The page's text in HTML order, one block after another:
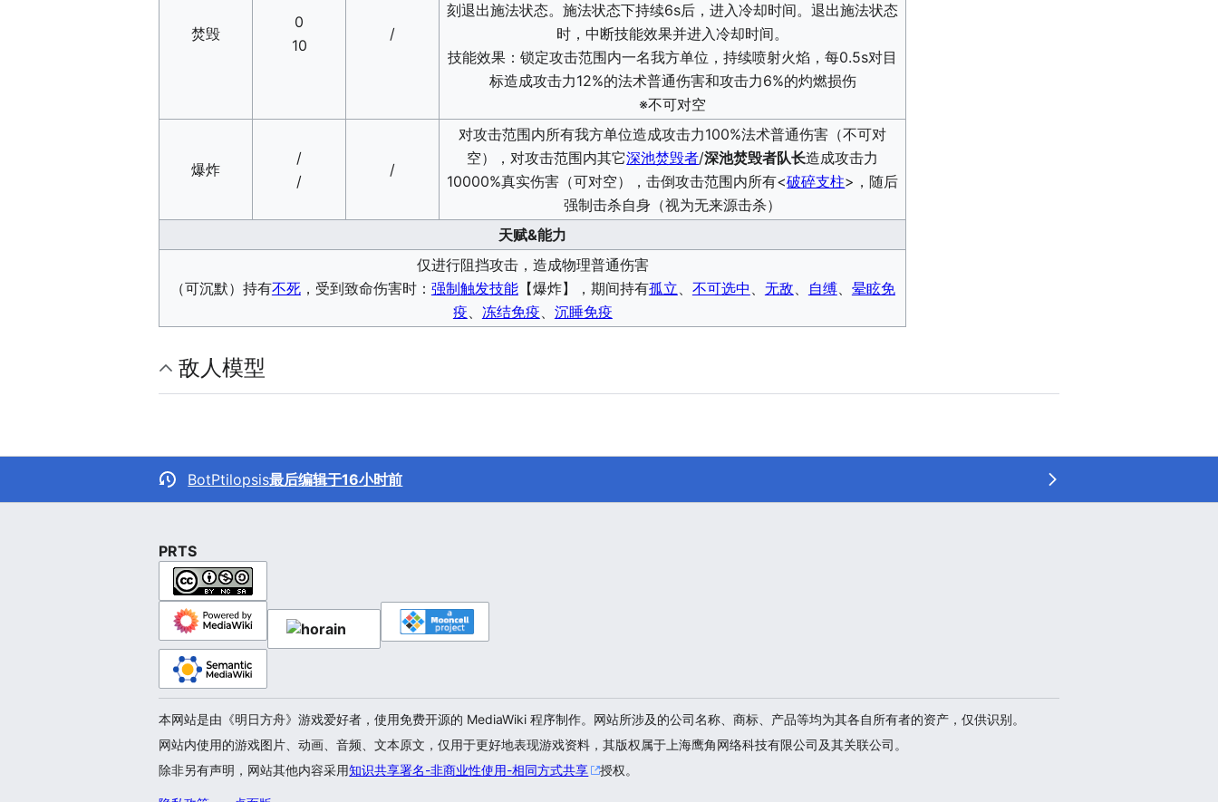
焚毁
0
10
/
刻退出施法状态。施法状态下持续6s后，进入冷却时间。退出施法状态
时，中断技能效果并进入冷却时间。
技能效果：锁定攻击范围内一名我方单位，持续喷射火焰，每0.5s对目
标造成攻击力12%的法术普通伤害和攻击力6%的灼燃损伤
※不可对空
爆炸
/
/
/
对攻击范围内所有我方单位造成攻击力100%法术普通伤害（不可对
空），对攻击范围内其它深池焚毁者/深池焚毁者队长造成攻击力
10000%真实伤害（可对空），击倒攻击范围内所有<破碎支柱>，随后
强制击杀自身（视为无来源击杀）
天赋&能力
仅进行阻挡攻击，造成物理普通伤害
（可沉默）持有不死，受到致命伤害时： 强制触发技能【爆炸】，期间持有孤立、 不可选中 、 无敌、 自缚、 晕眩免
疫、 冻结免疫、 沉睡免疫
敌人模型
BotPtilopsis最后编辑于16小时前
PRTS
本网站是由《明日方舟》游戏爱好者，使用免费开源的 MediaWiki 程序制作。网站所涉及的公司名称、商标、产品等均为其各自所有者的资产，仅供识别。
网站内使用的游戏图片、动画、音频、文本原文，仅用于更好地表现游戏资料，其版权属于上海鹰角网络科技有限公司及其关联公司。
除非另有声明，网站其他内容采用知识共享署名-非商业性使用-相同方式共享 授权。